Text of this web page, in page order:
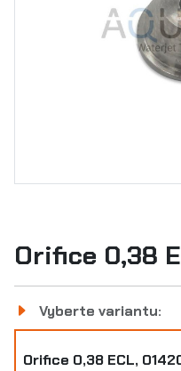
Orifice 0,38
Vyberte variantu:
Orifice 0,38 ECL,